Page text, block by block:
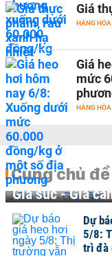
Giá
HÀNG HÓA
Giá
mức
HÀNG HÓA
Cùng chủ đề
Gia súc - Gia
Dự
5/8:
trì đà